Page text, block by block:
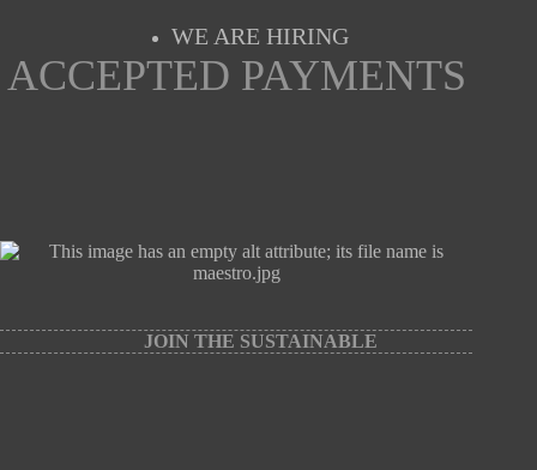
WE ARE HIRING
ACCEPTED PAYMENTS
JOIN THE SUSTAINABLE